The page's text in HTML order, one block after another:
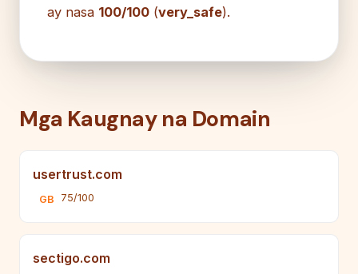
ay nasa 100/100 (very_safe).
Mga Kaugnay na Domain
usertrust.com
GB 75/100
sectigo.com